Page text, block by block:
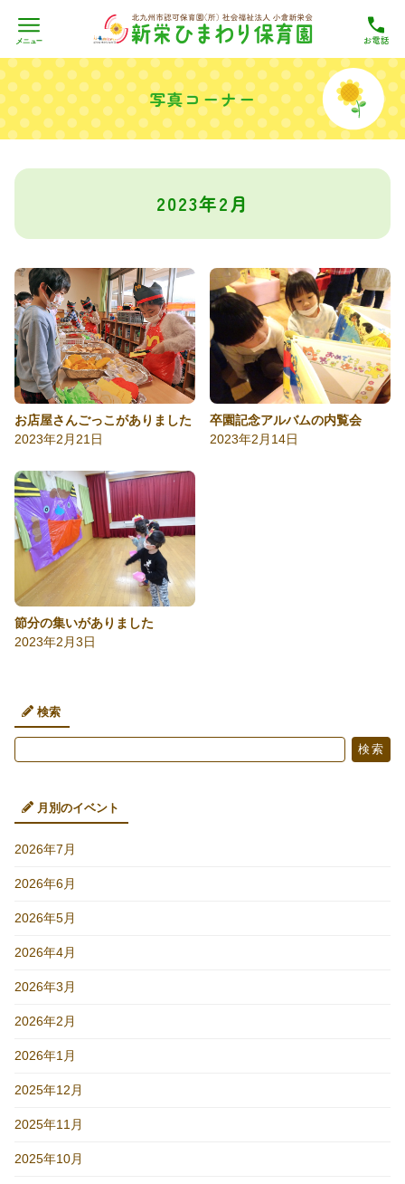
Skip
to
content
写真コーナー
2023年2月
お店屋さんごっこがありました
2023年2月21日
卒園記念アルバムの内覧会
2023年2月14日
節分の集いがありました
2023年2月3日
検索
検
索
検索
月別のイベント
2026年7月
2026年6月
2026年5月
2026年4月
2026年3月
2026年2月
2026年1月
2025年12月
2025年11月
2025年10月